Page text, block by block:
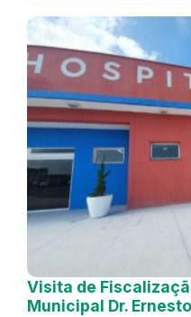
Visita de
Municipal Dr.